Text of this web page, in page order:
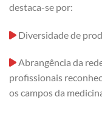
destaca-se por:
Diversidade de
Abrangência da
profissionais
os campos da